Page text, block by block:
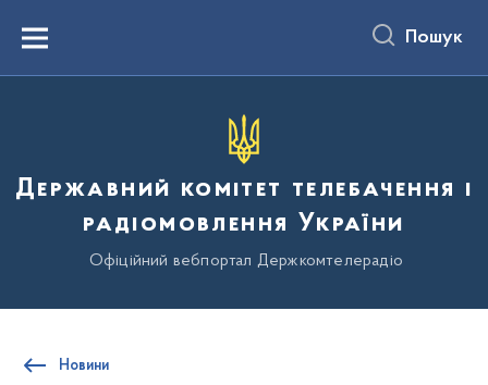
вмістуMenu Пошук
Державний комітет телебачення і
радіомовлення України
Офіційний вебпортал Держкомтелерадіо
Новини